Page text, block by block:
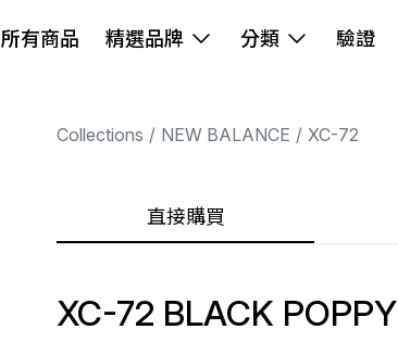
所有商品 精選品牌 分類 驗證
Collections NEW BALANCE XC-72
直接購買
XC-72 BLACK POPPY